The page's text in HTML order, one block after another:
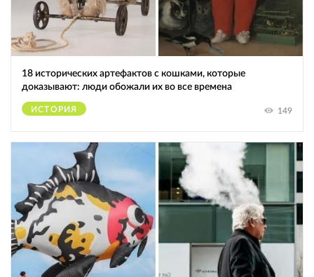
18 исторических артефактов с кошками, которые
доказывают: люди обожали их во все времена
ИСТОРИЯ 149